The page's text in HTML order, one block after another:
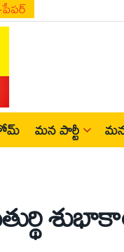
మన పార్టీ